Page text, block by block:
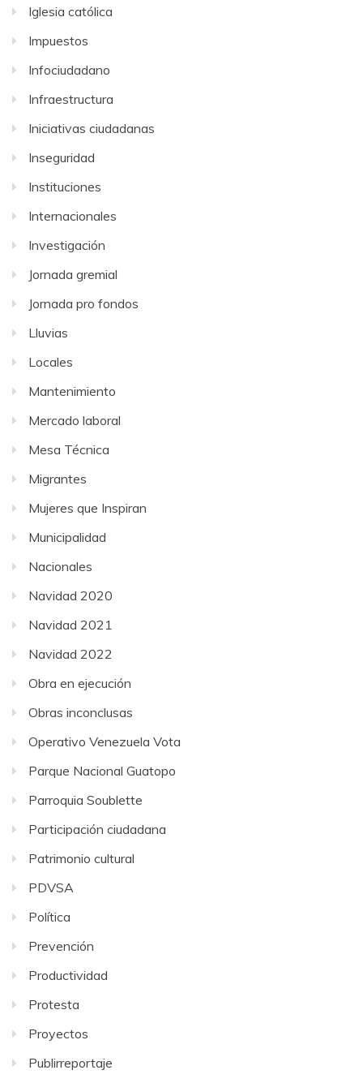
Iglesia católica
Impuestos
Infociudadano
Infraestructura
Iniciativas ciudadanas
Inseguridad
Instituciones
Internacionales
Investigación
Jornada gremial
Jornada pro fondos
Lluvias
Locales
Mantenimiento
Mercado laboral
Mesa Técnica
Migrantes
Mujeres que Inspiran
Municipalidad
Nacionales
Navidad 2020
Navidad 2021
Navidad 2022
Obra en ejecución
Obras inconclusas
Operativo Venezuela Vota
Parque Nacional Guatopo
Parroquia Soublette
Participación ciudadana
Patrimonio cultural
PDVSA
Política
Prevención
Productividad
Protesta
Proyectos
Publirreportaje